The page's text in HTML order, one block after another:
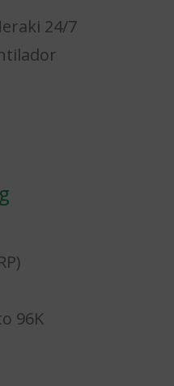
24/7
96K